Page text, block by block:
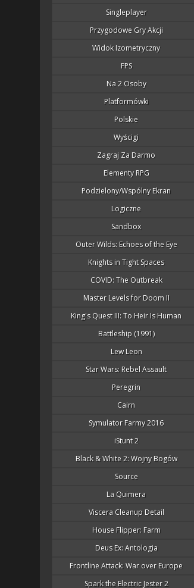
Singleplayer
Przygodowe Gry Akcji
Widok Izometryczny
FPS
Na 2 Osoby
Platformówki
Polskie
Wyścigi
Zagraj Za Darmo
Elementy RPG
Podzielony/wspólny Ekran
Logiczne
Sandbox
Outer Wilds: Echoes of the Eye
Knights in Tight Spaces
COVID: The Outbreak
Master Levels for Doom II
King's Quest III: To Heir Is Human
Battleship (1991)
Lew Leon
Star Wars: Rebel Assault
Peregrin
Cairn
Symulator Farmy 2016
iStunt 2
Black & White 2: Wojny Bogów
Source
La Quimera
Viscera Cleanup Detail
House Flipper: Farm
Deus Ex: Antologia
Frontline Attack: War over Europe
Spark the Electric Jester 2